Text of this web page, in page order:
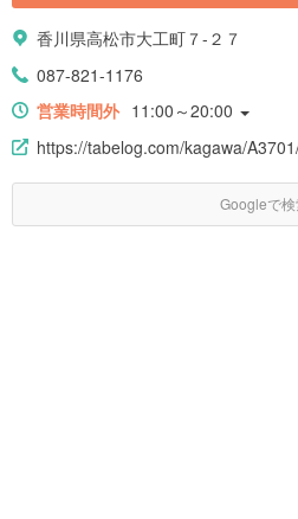
香川県高松市大工町７-２７
087-821-1176
営業時間外 11:00～20:00
https://tabelog.com/kagawa/
Googleで